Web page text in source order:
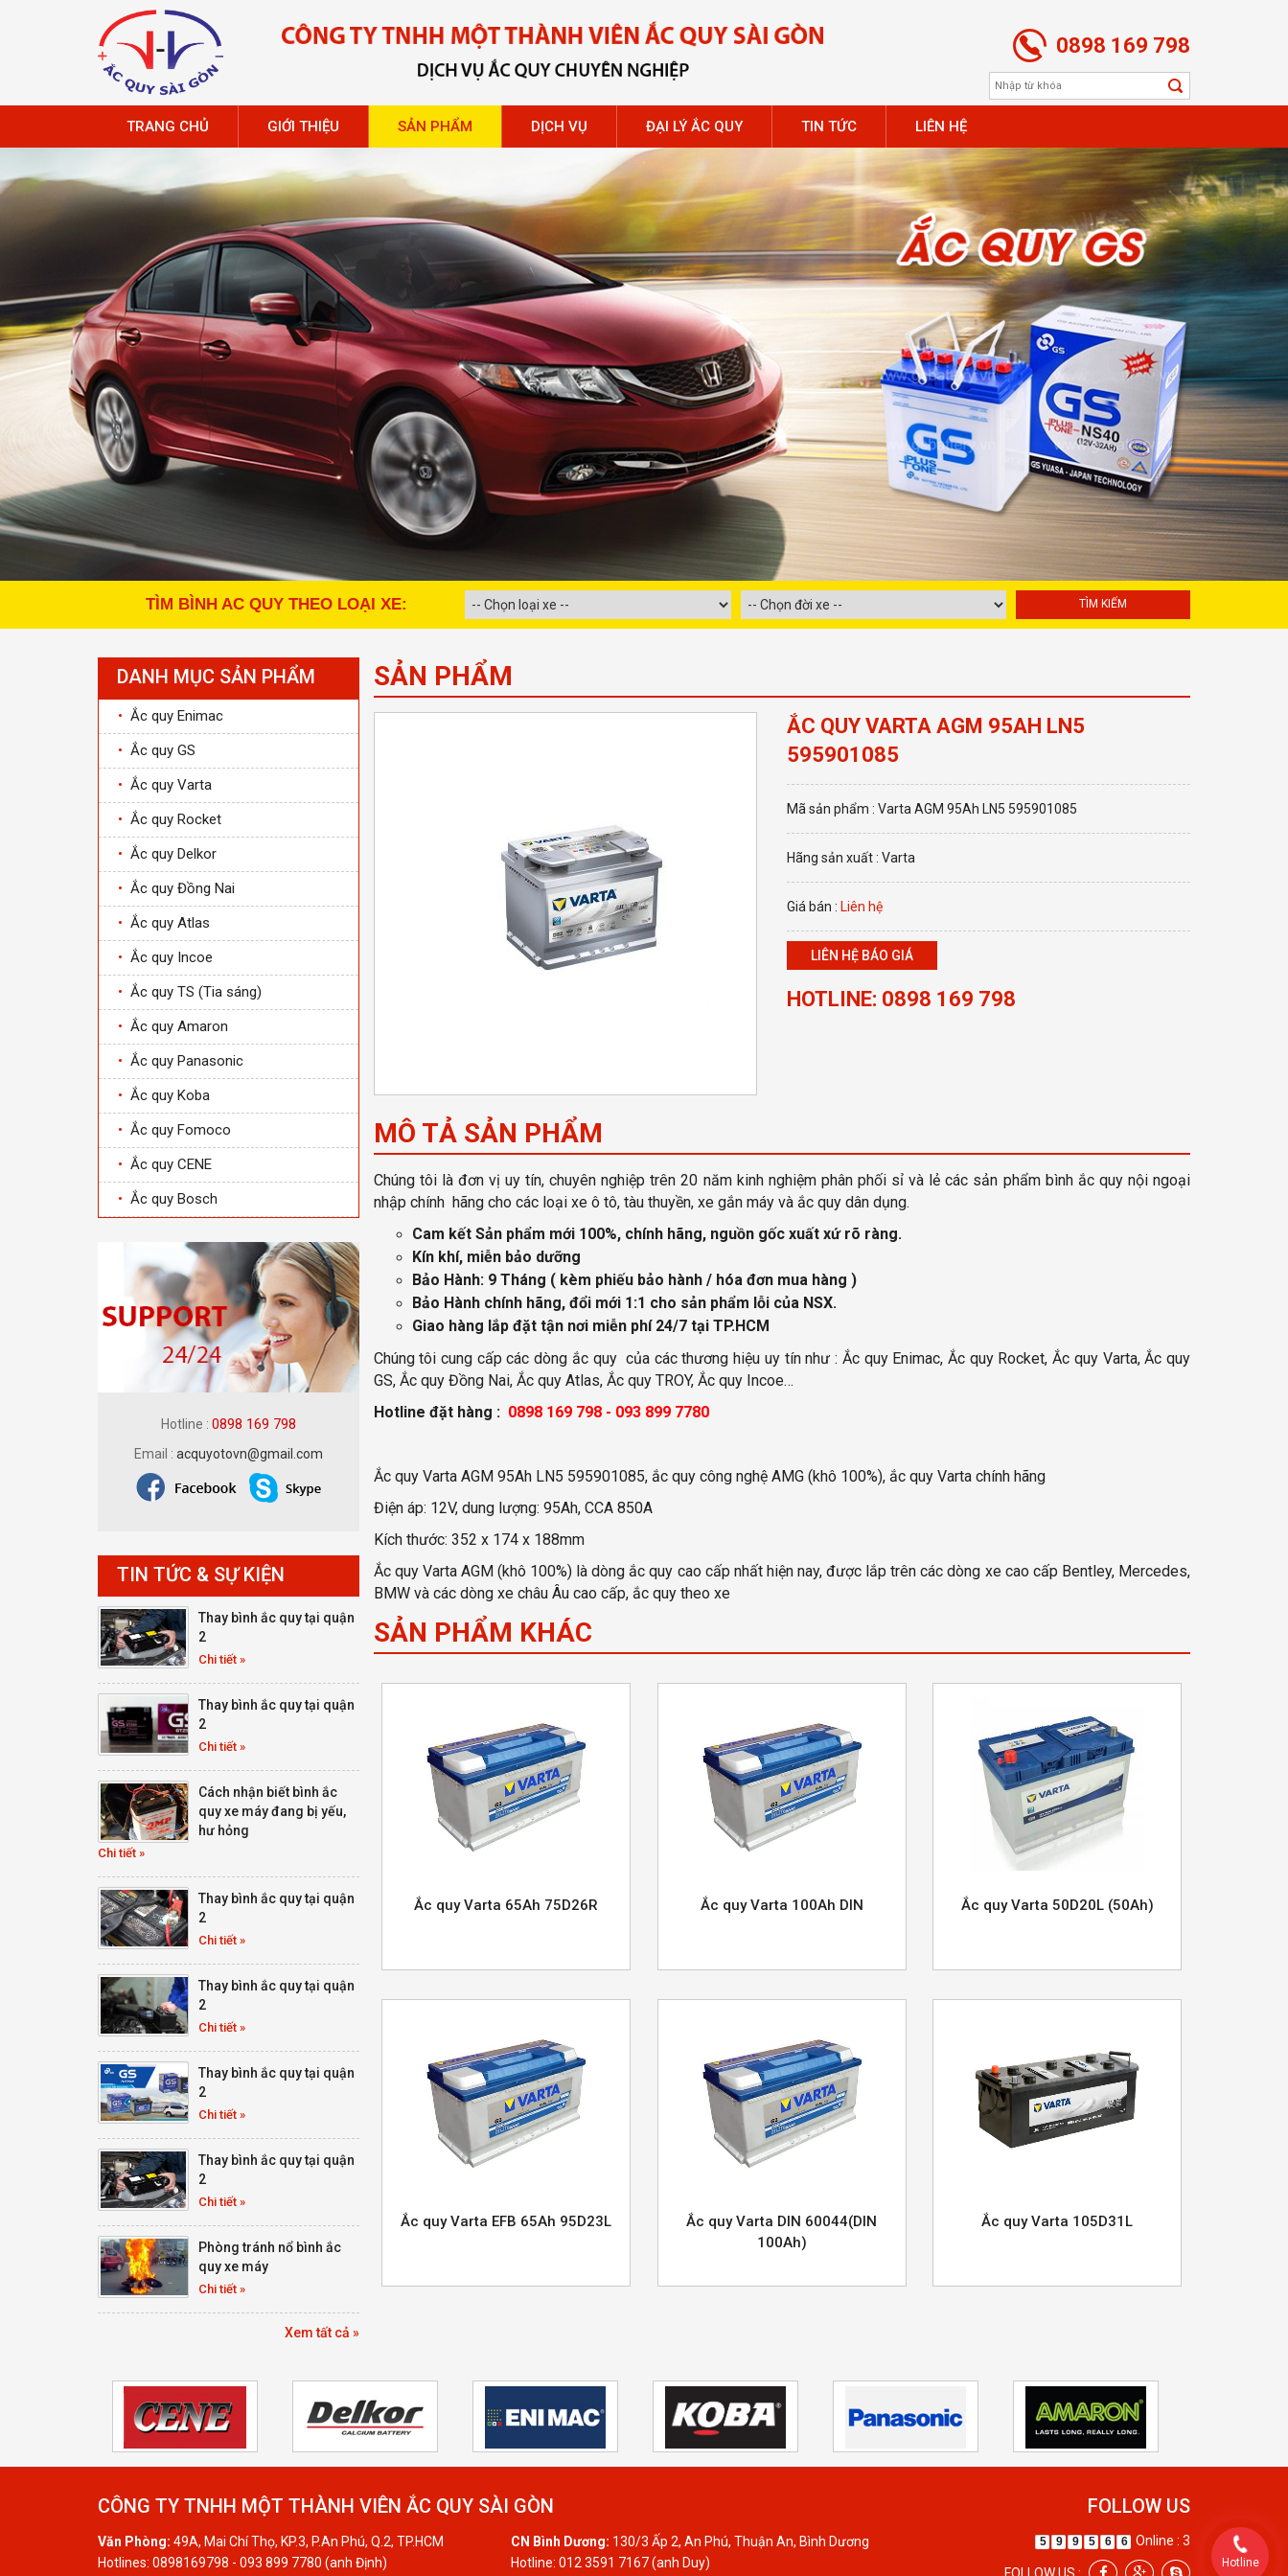
0898 169 798
TRANG CHỦ GIỚI THIỆU SẢN PHẨM DỊCH VỤ ĐẠI LÝ ẮC QUY TIN TỨC LIÊN HỆ
TÌM BÌNH AC QUY THEO LOẠI XE:
DANH MỤC SẢN PHẨM
• Ắc quy Enimac
• Ắc quy GS
• Ắc quy Varta
• Ắc quy Rocket
• Ắc quy Delkor
• Ắc quy Đồng Nai
• Ắc quy Atlas
• Ắc quy Incoe
• Ắc quy TS (Tia sáng)
• Ắc quy Amaron
• Ắc quy Panasonic
• Ắc quy Koba
• Ắc quy Fomoco
• Ắc quy CENE
• Ắc quy Bosch
Hotline : 0898 169 798
Email : acquyotovn@gmail.com
TIN TỨC & SỰ KIỆN
Thay bình ắc quy tại quận
2
Chi tiết »
Thay bình ắc quy tại quận
2
Chi tiết »
Cách nhận biết bình ắc
quy xe máy đang bị yếu,
hư hỏng
Chi tiết »
Thay bình ắc quy tại quận
2
Chi tiết »
Thay bình ắc quy tại quận
2
Chi tiết »
Thay bình ắc quy tại quận
2
Chi tiết »
Thay bình ắc quy tại quận
2
Chi tiết »
Phòng tránh nổ bình ắc
quy xe máy
Chi tiết »
Xem tất cả »
SẢN PHẨM
ẮC QUY VARTA AGM 95AH LN5
595901085
Mã sản phẩm : Varta AGM 95Ah LN5 595901085
Hãng sản xuất : Varta
Giá bán : Liên hệ
LIÊN HỆ BÁO GIÁ
HOTLINE: 0898 169 798
MÔ TẢ SẢN PHẨM
Chúng tôi là đơn vị uy tín, chuyên nghiệp trên 20 năm kinh nghiệm phân phối sỉ và lẻ các sản phẩm bình ắc quy nội ngoại
nhập chính hãng cho các loại xe ô tô, tàu thuyền, xe gắn máy và ắc quy dân dụng.
Cam kết Sản phẩm mới 100%, chính hãng, nguồn gốc xuất xứrõ ràng.
Kín khí, miễn bảo dưỡng
Bảo Hành: 9 Tháng ( kèm phiếu bảo hành / hóa đơn mua hàng )
Bảo Hành chính hãng, đổi mới 1:1 cho sản phẩm lỗi của NSX.
Giao hàng lắp đặt tận nơi miễn phí24/7 tại TP.HCM
Chúng tôi cung cấp các dòng ắc quy của các thương hiệu uy tín như : Ắc quy Enimac, Ắc quy Rocket, Ắc quy Varta, Ắc quy
GS, Ắc quy Đồng Nai, Ắc quy Atlas, Ắc quy TROY, Ắc quy Incoe…
Hotline đặt hàng : 0898 169 798 - 093 899 7780
Ắc quy Varta AGM 95Ah LN5 595901085, ắc quy công nghệ AMG (khô 100%), ắc quy Varta chính hãng
Điện áp: 12V, dung lượng: 95Ah, CCA 850A
Kích thước: 352 x 174 x 188mm
Ắc quy Varta AGM (khô 100%) là dòng ắc quy cao cấp nhất hiện nay, được lắp trên các dòng xe cao cấp Bentley, Mercedes,
BMW và các dòng xe châu Âu cao cấp, ắc quy theo xe
SẢN PHẨM KHÁC
Ắc quy Varta 65Ah 75D26R Ắc quy Varta 100Ah DIN Ắc quy Varta 50D20L (50Ah)
Ắc quy Varta EFB 65Ah 95D23L
Ắc quy Varta DIN 60044(DIN
100Ah)
Ắc quy Varta 105D31L
CÔNG TY TNHH MỘT THÀNH VIÊN ẮC QUY SÀI GÒN
Văn Phòng: 49A, Mai Chí Thọ, KP.3, P.An Phú, Q.2, TP.HCM
Hotlines: 0898169798 - 093 899 7780 (anh Định)
CN Bình Dương: 130/3 Ấp 2, An Phú, Thuận An, Bình Dương
Hotline: 012 3591 7167 (anh Duy)
FOLLOW US
5 9 9 5 6 6 Online : 3
FOLLOW US :
Hotline